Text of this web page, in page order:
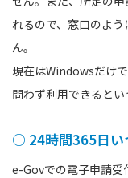
れるので、窓口のよ
ん。
現在はWindowsだけ
問わず利用できるとい
○ 24時間365日い
e-Govでの電子申請受